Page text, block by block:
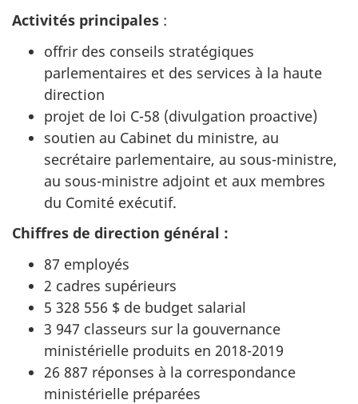
Activités principales :
offrir des conseils stratégiques
parlementaires et des services à la haute
direction
projet de loi C-58 (divulgation proactive)
soutien au Cabinet du ministre, au
secrétaire parlementaire, au sous-ministre,
au sous-ministre adjoint et aux membres
du Comité exécutif.
Chiffres de direction général :
87 employés
2 cadres supérieurs
5 328 556 $ de budget salarial
3 947 classeurs sur la gouvernance
ministérielle produits en 2018-2019
26 887 réponses à la correspondance
ministérielle préparées